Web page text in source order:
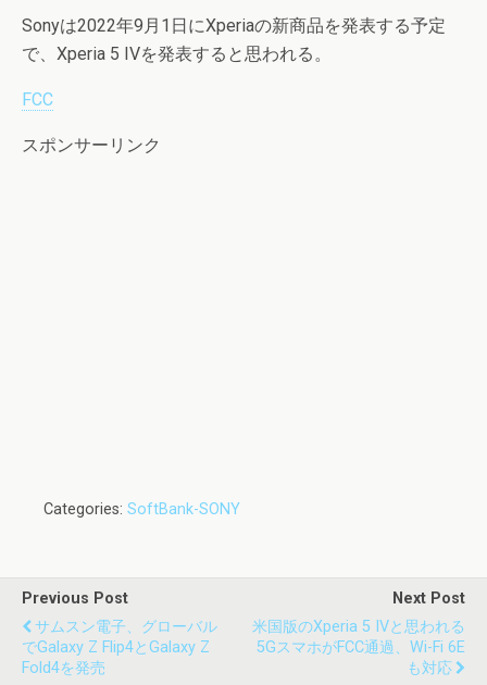
Sonyは2022年9月1日にXperiaの新商品を発表する予定
で、Xperia 5 IVを発表すると思われる。
FCC
スポンサーリンク
Categories: SoftBank-SONY
Previous Post
サムスン電子、グローバル
でGalaxy Z Flip4とGalaxy Z
Fold4を発売
Next Post
米国版のXperia 5 IVと思われる
5GスマホがFCC通過、Wi-Fi 6E
も対応